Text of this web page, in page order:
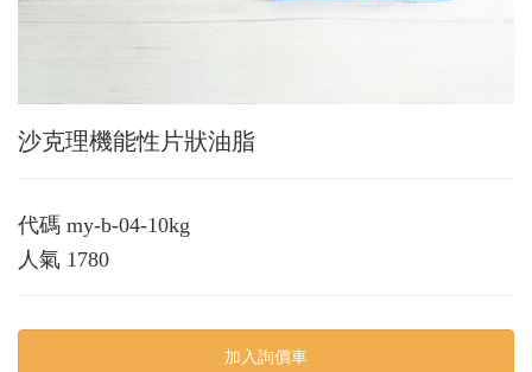
沙克理機能性片狀油脂
代碼 my-b-04-10kg
人氣 1780
加入詢價車